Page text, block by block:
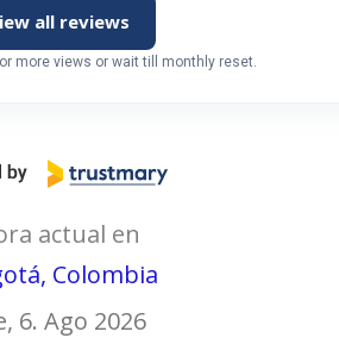
all reviews
more views or wait till monthly reset.
actual en
Colombia